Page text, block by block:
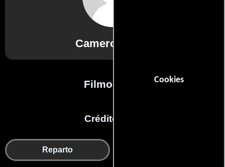
Cookies
Cameron Hilts
Filmografía
Créditos en:
Reparto